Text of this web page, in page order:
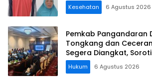
Kesehatan 6 Agustus 2026
Pemkab Pangandaran
Tongkang dan
Segera Diangkat,
Koordinasi Perusahaan
Hukum 6 Agustus 2026